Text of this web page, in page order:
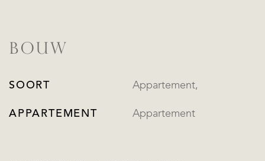
BOUW
SOORT
APPARTEMENT
Appartement,
Appartement